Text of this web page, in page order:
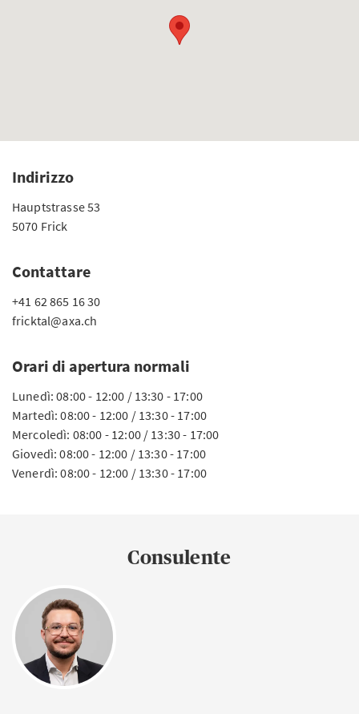
Indirizzo
Hauptstrasse 53
5070 Frick
Contattare
+41 62 865 16 30
fricktal@axa.ch
Orari di apertura normali
Lunedì: 08:00 - 12:00 / 13:30 - 17:00
Martedì: 08:00 - 12:00 / 13:30 - 17:00
Mercoledì: 08:00 - 12:00 / 13:30 - 17:00
Giovedì: 08:00 - 12:00 / 13:30 - 17:00
Venerdì: 08:00 - 12:00 / 13:30 - 17:00
Consulente